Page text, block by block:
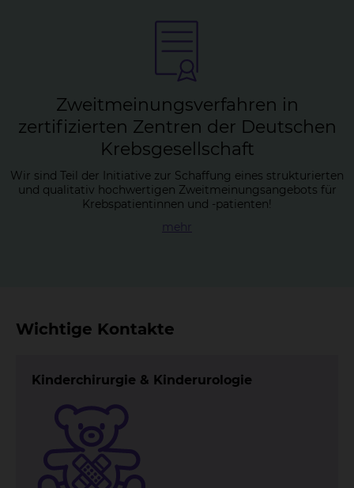
Zweit­mei­nungs­ver­fah­ren in
zer­ti­fi­zier­ten Zen­tren der Deut­schen
Krebs­ge­sell­schaft
Wir sind Teil der Initiative zur Schaffung eines strukturierten
und qualitativ hochwertigen Zweitmeinungsangebots für
Krebspatientinnen und -patienten!
mehr
Wichtige Kontakte
Kinderchirurgie & Kinderurologie